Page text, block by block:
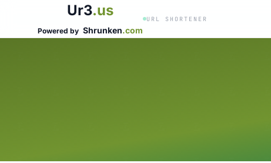
Ur3.us
Powered by Shrunken.com
URL SHORTENER